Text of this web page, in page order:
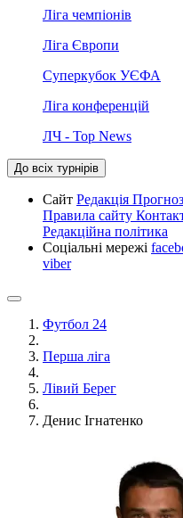
Ліга чемпіонів
Ліга Європи
Суперкубок УЄФА
Ліга конференцій
ЛЧ - Top News
До всіх турнірів
Сайт Редакція
Правила сайту
Редакційна політика
Соціальні мережі
viber
Футбол 24
Перша ліга
Лівий Берег
Денис Ігнатенко